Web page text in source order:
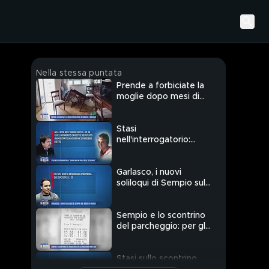
Nella stessa puntata
Prende a forbiciate la
moglie dopo mesi di
Stasi
nell'interrogatorio:
Garlasco, i nuovi
soliloqui di Sempio sul
Sempio e lo scontrino
del parcheggio: per gli
Stasi sullo scontrino